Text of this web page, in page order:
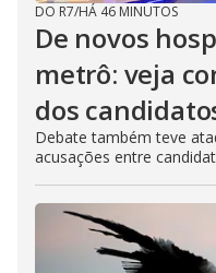
DO R7/HÁ 46 MINUTOS
De novos
metrô: veja
dos
Debate também teve
acusações entre